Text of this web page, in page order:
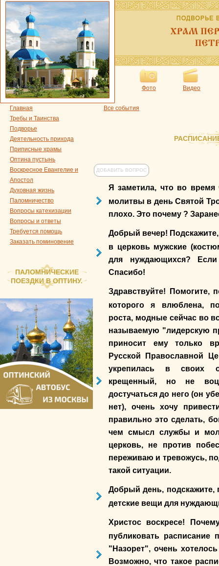
Фото Видео
Главная
Требы и Таинства
Подворье
Деятельность прихода
Приписные храмы
Оптина пустынь
Воскресное Евангелие и
Апостол
Духовная жизнь
Паломничество
Вопросы катехизации
Вопросы и ответы
Требуется помощь
Заказать поминовение
ПАЛОМНИЧЕСКИЕ
ПОЕЗДКИ В ОПТИНУ.
Все события
ДОБАВИТЬ ВОПРОС
Я заметила, что во время
молитвы в день Святой
плохо. Это почему ?
Добрый вечер!
в церковь мужские
для нуждающихся?
Спасибо!
Здравствуйте! Помогите,
которого я влюблена,
роста, модные сейчас во
называемую "лидерскую
приносит ему только
Русской Православной
укрепилась в своих
крещенный, но не
достучаться до него (он
нет), очень хочу
правильно это сделать,
чем смысл службы и
церковь, не против
переживаю и тревожусь,
такой ситуации.
Добрый день, подскажите,
детские вещи для
Христос воскресе!
публиковать расписание
"Назорет", очень
Возможно, что такое